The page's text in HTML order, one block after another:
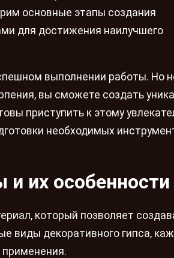
основные этапы создания
для достижения наилучшего
выполнении работы. Но
вы сможете создать
приступить к этому
необходимых
и их особенности
который позволяет
виды декоративного гипса,